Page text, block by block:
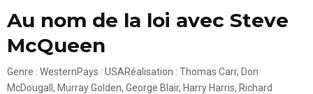
Au nom de la loi avec Steve
McQueen
Genre : WesternPays : USARéalisation : Thomas Carr, Don
McDougall, Murray Golden, George Blair, Harry Harris, Richard